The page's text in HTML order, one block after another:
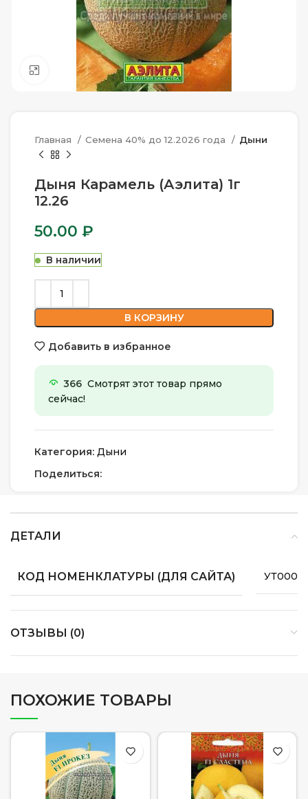
Нажмите, чтобы увеличить
Главная Семена 40% до 12.2026 года Дыни
Дыня Карамель (Аэлита) 1г
12.26
50.00 ₽
В наличии
В КОРЗИНУ
Добавить в избранное
366 Смотрят этот товар прямо
сейчас!
Категория: Дыни
Поделиться:
ДЕТАЛИ
КОД НОМЕНКЛАТУРЫ (ДЛЯ САЙТА)
ОТЗЫВЫ (0)
ПОХОЖИЕ ТОВАРЫ